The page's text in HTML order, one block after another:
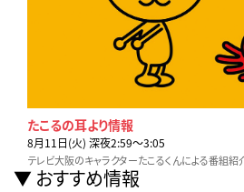
たこるの耳より情報
8月11日(火) 深夜2:59〜3:05
テレビ大阪のキャラクターたこるくんによる番組紹
おすすめ情報